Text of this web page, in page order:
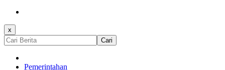
x
Cari
Pemerintahan